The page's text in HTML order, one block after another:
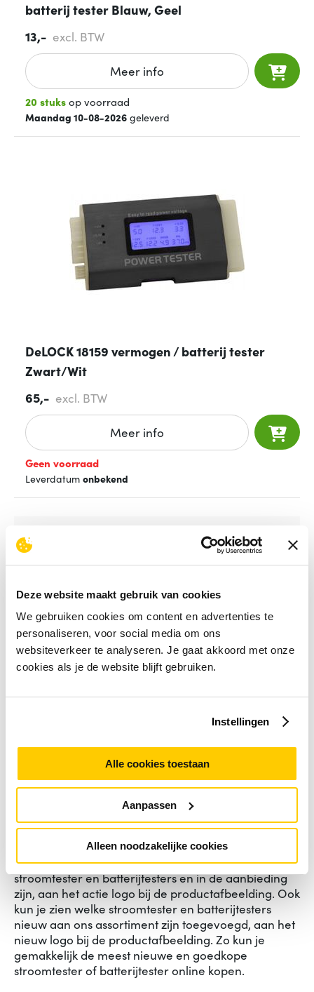
Deze website maakt gebruik van cookies
We gebruiken cookies om content en advertenties te
personaliseren, voor social media om ons
websiteverkeer te analyseren. Je gaat akkoord met onze
cookies als je de website blijft gebruiken.
Instellingen
Alle cookies toestaan
Aanpassen
Alleen noodzakelijke cookies
batterij tester Blauw, Geel
13,- excl. BTW
Meer info
20 stuksop voorraad
Maandag 10-08-2026 geleverd
DeLOCK 18159 vermogen / batterij tester
Zwart/Wit
65,- excl. BTW
Meer info
Geen voorraad
Leverdatum onbekend
Stroom en batterijtesters
Een batterij tester laat je snel en gemakkelijk weten
of jouw batterij nog capaciteit heeft en hoeveel. Met
batterijen testen zoals AA of AAA batterijen. Ook zijn
batterij testers ook stroom testers aan waarmee je
eenvoudig stroom kunt meten. De batterij en
stroomtester zijn onder andere verkrijgbaar van de
merken LOCK en Ansmann.
Stroom en batterijtester aanbieding
In de webshop van Aces Direct zie je duidelijk welke
stroomtester en batterijtesters en in de aanbieding
zijn, aan het actie logo bij de productafbeelding. Ook
kun je zien welke stroomtester en batterijtesters
nieuw aan ons assortiment zijn toegevoegd, aan het
nieuw logo bij de productafbeelding. Zo kun je
gemakkelijk de meest nieuwe en goedkope
stroomtester of batterijtester online kopen.